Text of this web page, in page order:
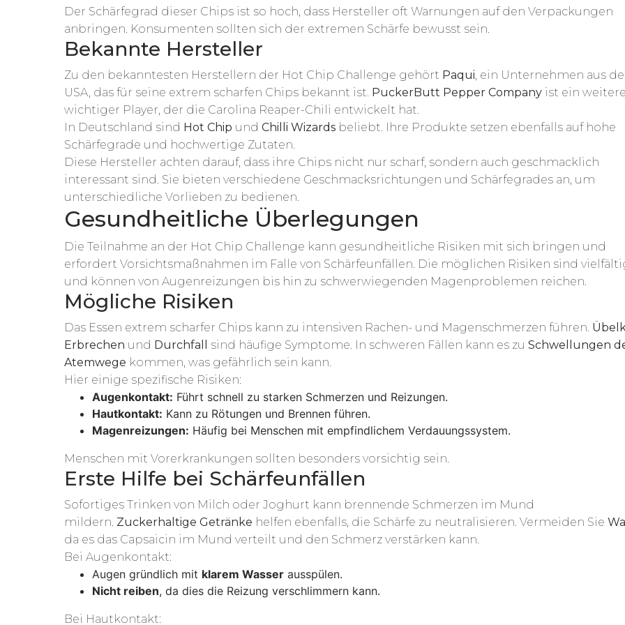
Der Schärfegrad dieser Chips ist so hoch, dass Hersteller oft Warnungen auf den Verpackungen
anbringen. Konsumenten sollten sich der extremen Schärfe bewusst sein.
Bekannte Hersteller
Zu den bekanntesten Herstellern der Hot Chip Challenge gehört Paqui, ein Unternehmen aus
USA, das für seine extrem scharfen Chips bekannt ist. PuckerButt Pepper Company ist ein
wichtiger Player, der die Carolina Reaper-Chili entwickelt hat.
In Deutschland sind Hot Chip und Chilli Wizards beliebt. Ihre Produkte setzen ebenfalls auf hohe
Schärfegrade und hochwertige Zutaten.
Diese Hersteller achten darauf, dass ihre Chips nicht nur scharf, sondern auch geschmacklich
interessant sind. Sie bieten verschiedene Geschmacksrichtungen und Schärfegrades an, um
unterschiedliche Vorlieben zu bedienen.
Gesundheitliche Überlegungen
Die Teilnahme an der Hot Chip Challenge kann gesundheitliche Risiken mit sich bringen und
erfordert Vorsichtsmaßnahmen im Falle von Schärfeunfällen. Die möglichen Risiken sind
und können von Augenreizungen bis hin zu schwerwiegenden Magenproblemen reichen.
Mögliche Risiken
Das Essen extrem scharfer Chips kann zu intensiven Rachen- und Magenschmerzen führen.
Erbrechen und Durchfall sind häufige Symptome. In schweren Fällen kann es zu Schwellungen
Atemwege kommen, was gefährlich sein kann.
Hier einige spezifische Risiken:
Augenkontakt: Führt schnell zu starken Schmerzen und Reizungen.
Hautkontakt: Kann zu Rötungen und Brennen führen.
Magenreizungen: Häufig bei Menschen mit empfindlichem Verdauungssystem.
Menschen mit Vorerkrankungen sollten besonders vorsichtig sein.
Erste Hilfe bei Schärfeunfällen
Sofortiges Trinken von Milch oder Joghurt kann brennende Schmerzen im Mund
mildern. Zuckerhaltige Getränke helfen ebenfalls, die Schärfe zu neutralisieren. Vermeiden Sie
da es das Capsaicin im Mund verteilt und den Schmerz verstärken kann.
Bei Augenkontakt:
Augen gründlich mit klarem Wasser ausspülen.
Nicht reiben, da dies die Reizung verschlimmern kann.
Bei Hautkontakt: